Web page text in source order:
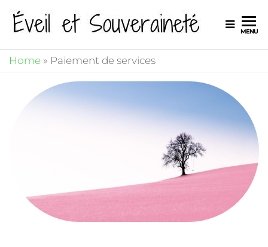
Éveil
MENU
Home » Paiement de services